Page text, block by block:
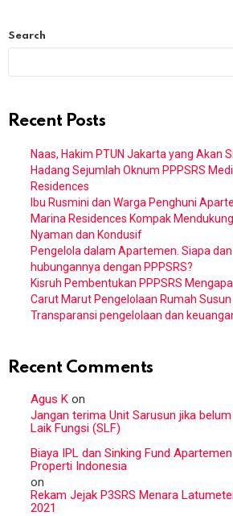
Search
Recent Posts
Naas, Hakim PTUN Jakarta yang Akan
Hadang Sejumlah Oknum PPPSRS
Residences
Ibu Rusmini dan Warga Penghuni
Marina Residences Kompak
Nyaman dan Kondusif
Pengelola dalam Apartemen. Siapa
hubungannya dengan PPPSRS?
Kisruh Pembentukan PPPSRS
Carut Marut Pengelolaan Rumah
Transparansi pengelolaan dan
Recent Comments
Agus K on
Jangan terima Unit Sarusun jika
Laik Fungsi (SLF)
Biaya IPL dan Sinking Fund
Properti Indonesia
on
Rekam Jejak P3SRS Menara
2021